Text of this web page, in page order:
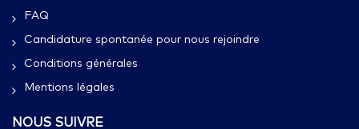
FAQ
Candidature spontanée pour nous rejoindre
Conditions générales
Mentions légales
NOUS SUIVRE